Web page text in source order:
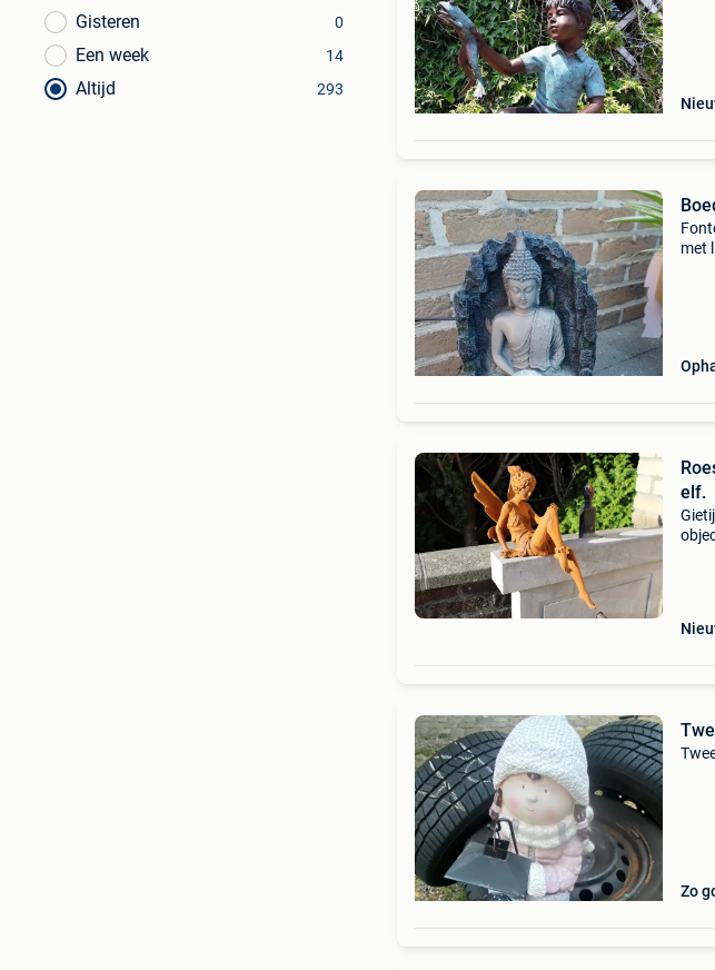
Gisteren 0
Een week 14
Altijd 293
met
elf.
Zo